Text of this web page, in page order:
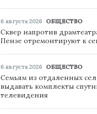
6 августа 2026 ОБЩЕСТВО
Сквер напротив
Пензе отремонтируют к
6 августа 2026 ОБЩЕСТВО
Семьям из отдаленных
выдавать комплекты
телевидения